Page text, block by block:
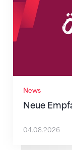
News
Neue
04.08.2026